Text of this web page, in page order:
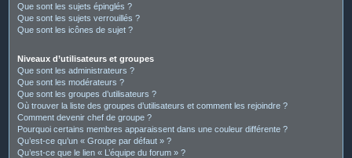
Que sont les sujets épinglés ?
Que sont les sujets verrouillés ?
Que sont les icônes de sujet ?
Niveaux d’utilisateurs et groupes
Que sont les administrateurs ?
Que sont les modérateurs ?
Que sont les groupes d’utilisateurs ?
Où trouver la liste des groupes d’utilisateurs et comment les rejoindre ?
Comment devenir chef de groupe ?
Pourquoi certains membres apparaissent dans une couleur différente ?
Qu’est-ce qu’un « Groupe par défaut » ?
Qu’est-ce que le lien « L’équipe du forum » ?